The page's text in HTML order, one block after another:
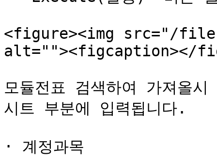
<figure><img src="/files/
alt=""><figcaption></
모듈전표 검색하여 가져올
시트 부분에 입력됩니다.
· 계정과목